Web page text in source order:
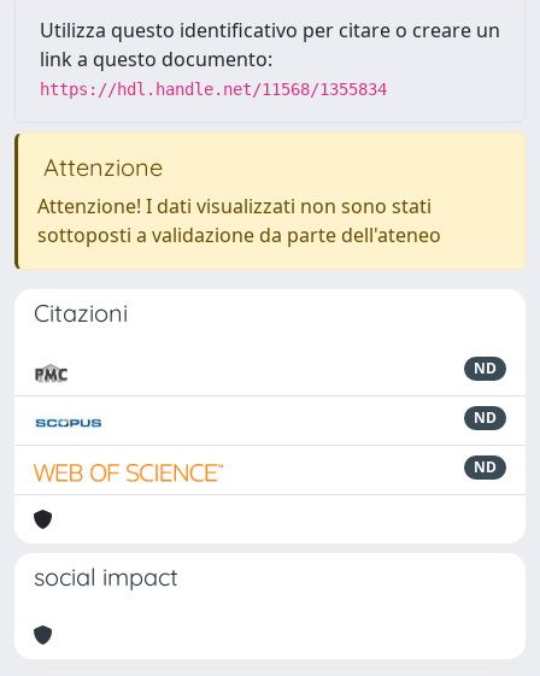
Utilizza questo identificativo per citare o creare un
link a questo documento:
https://hdl.handle.net/11568/1355834
Attenzione
Attenzione! I dati visualizzati non sono stati
sottoposti a validazione da parte dell'ateneo
Citazioni
ND
ND
ND
social impact